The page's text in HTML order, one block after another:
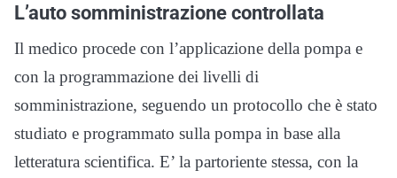
L’auto somministrazione controllata
Il medico procede con l’applicazione della pompa e
con la programmazione dei livelli di
somministrazione, seguendo un protocollo che è stato
studiato e programmato sulla pompa in base alla
letteratura scientifica. E’ la partoriente stessa, con la